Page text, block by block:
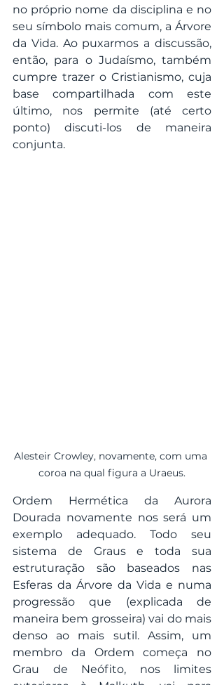
no próprio nome da disciplina e no
seu símbolo mais comum, a Árvore
da Vida. Ao puxarmos a discussão,
então, para o Judaísmo, também
cumpre trazer o Cristianismo, cuja
base compartilhada com este
último, nos permite (até certo
ponto) discuti-los de maneira
conjunta.
Alesteir Crowley, novamente, com uma
coroa na qual figura a Uraeus.
Ordem Hermética da Aurora
Dourada novamente nos será um
exemplo adequado. Todo seu
sistema de Graus e toda sua
estruturação são baseados nas
Esferas da Árvore da Vida e numa
progressão que (explicada de
maneira bem grosseira) vai do mais
denso ao mais sutil. Assim, um
membro da Ordem começa no
Grau de Neófito, nos limites